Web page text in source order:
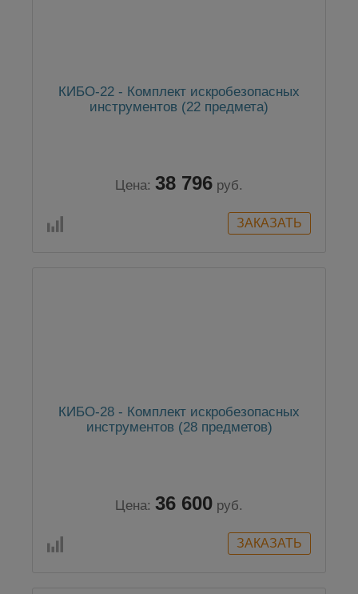
КИБО-22 - Комплект искробезопасных
инструментов (22 предмета)
Цена: 38 796 руб.
КИБО-28 - Комплект искробезопасных
инструментов (28 предметов)
Цена: 36 600 руб.